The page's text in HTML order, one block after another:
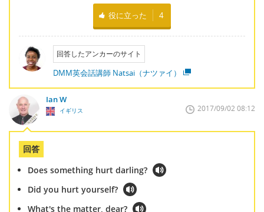
役に立った 4
回答したアンカーのサイト
DMM英会話講師 Natsai（ナツァイ）
Ian W
イギリス 2017/09/02 08:12
回答
Does something hurt darling?
Did you hurt yourself?
What's the matter, dear?